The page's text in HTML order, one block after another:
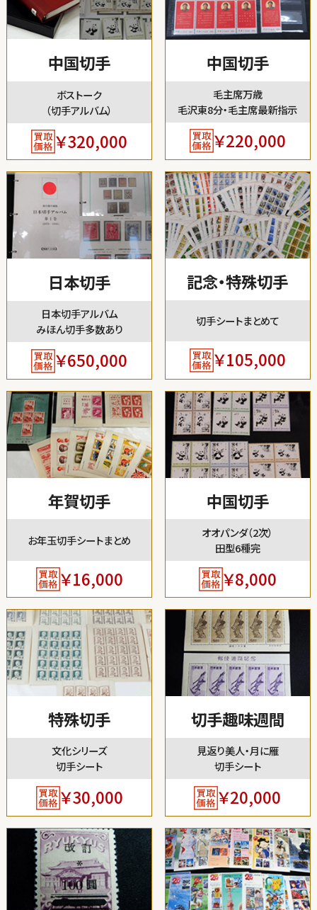
中国切手
ボストーク
（切手アルバム）
￥320,000
中国切手
毛主席万歳
毛沢東8分・毛主席最新指示
￥220,000
日本切手
日本切手アルバム
みほん切手多数あり
￥650,000
記念・特殊切手
切手シートまとめて
￥105,000
年賀切手
お年玉切手シートまとめ
￥16,000
中国切手
オオパンダ（2次）
田型6種完
￥8,000
特殊切手
文化シリーズ
切手シート
￥30,000
切手趣味週間
見返り美人・月に雁
切手シート
￥20,000